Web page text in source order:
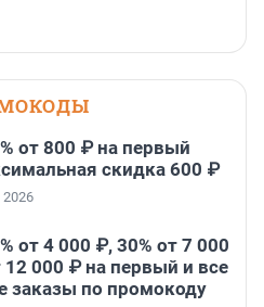
от 800 ₽ на первый
скидка 600 ₽
2026
от 4 000 ₽, 30% от 7 000
12 000 ₽ на первый и все
заказы по промокоду